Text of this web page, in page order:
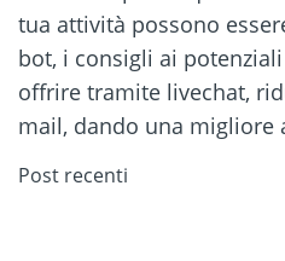
tua attività possono
bot, i consigli ai
offrire tramite livechat,
mail, dando una migliore
Post recenti